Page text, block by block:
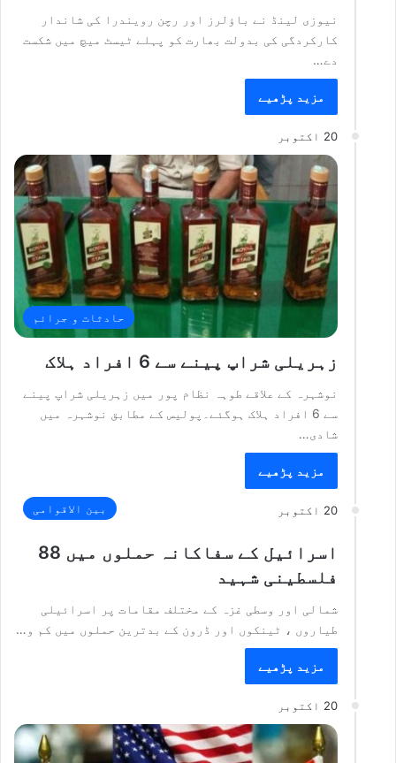
نیوزی لینڈ نے باؤلرز اور رچن رویندرا کی شاندار
کارکردگی کی بدولت بھارت کو پہلے ٹیسٹ میچ میں شکست
دے…
مزید پڑھیے
20 اکتوبر
حادثات و جرائم
زہریلی شراپ پینے سے 6 افراد ہلاک
نوشہرہ کے علاقے طوہہ نظام پور میں زہریلی شراپ پینے
سے 6 افراد ہلاک ہوگئے۔پولیس کے مطابق نوشہرہ میں
شادی…
مزید پڑھیے
20 اکتوبر بین الاقوامی
اسرائیل کے سفاکانہ حملوں میں 88
فلسطینی شہید
شمالی اور وسطی غزہ کے مختلف مقامات پر اسرائیلی
طیاروں ، ٹینکوں اور ڈرون کے بدترین حملوں میں کم و…
مزید پڑھیے
20 اکتوبر